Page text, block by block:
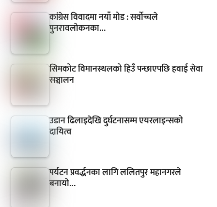
कांग्रेस विवादमा नयाँ मोड : सर्वोच्चले
पुनरावलोकनका…
सिमकोट विमानस्थलको हिउँ पन्छाएपछि हवाई सेवा
सञ्चालन
उडान ढिलाइदेखि दुर्घटनासम्म एयरलाइन्सको
दायित्व
पर्यटन प्रवर्द्धनका लागि ललितपुर महानगरले
बनायो…